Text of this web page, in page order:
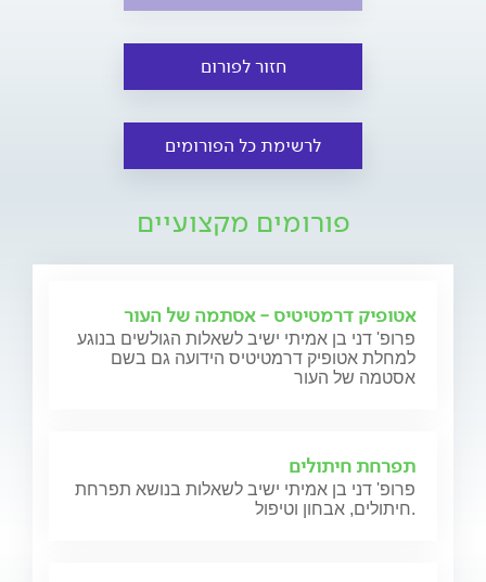
חזור לפורום
לרשימת כל הפורומים
פורומים מקצועיים
אטופיק דרמטיטיס - אסתמה של העור
פרופ' דני בן אמיתי ישיב לשאלות הגולשים בנוגע
למחלת אטופיק דרמטיטיס הידועה גם בשם
אסטמה של העור
תפרחת חיתולים
פרופ' דני בן אמיתי ישיב לשאלות בנושא תפרחת
חיתולים, אבחון וטיפול.